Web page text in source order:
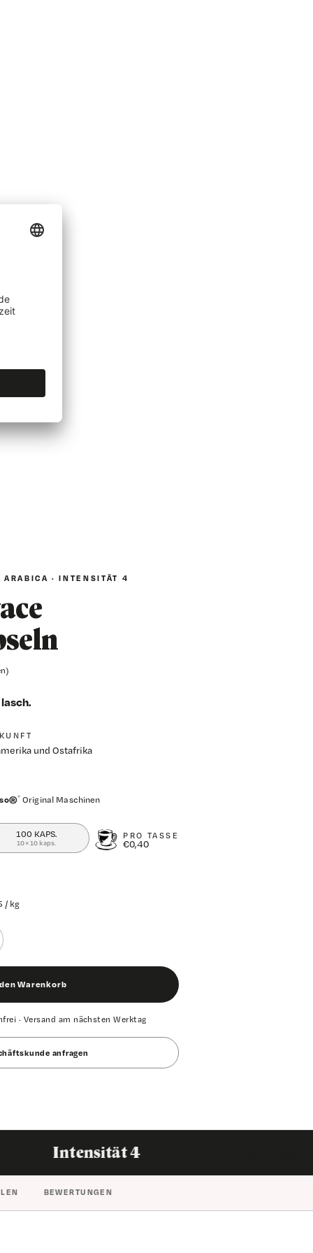
· INTENSITÄT 4
und Ostafrika
*Original Maschinen
100 KAPS.
10× 10 kaps.
PRO TASSE
€0,40
/ kg
Warenkorb
· Versand am nächsten Werktag
anfragen
In den Warenkorb
4 · Q-Grader geprüft
BEWERTUNGEN